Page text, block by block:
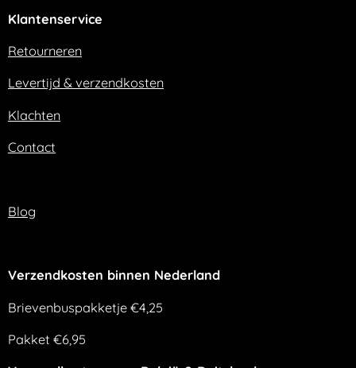
b
o
a
r
m
Klantenservice
Retourneren
Levertijd & verzendkosten
Klachten
Contact
Blog
Verzendkosten binnen Nederland
Brievenbuspakketje €4,25
Pakket €6,95